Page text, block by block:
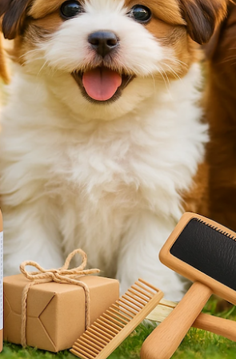
Hurtig levering
95% af alle ordrer pakkes og afsendes